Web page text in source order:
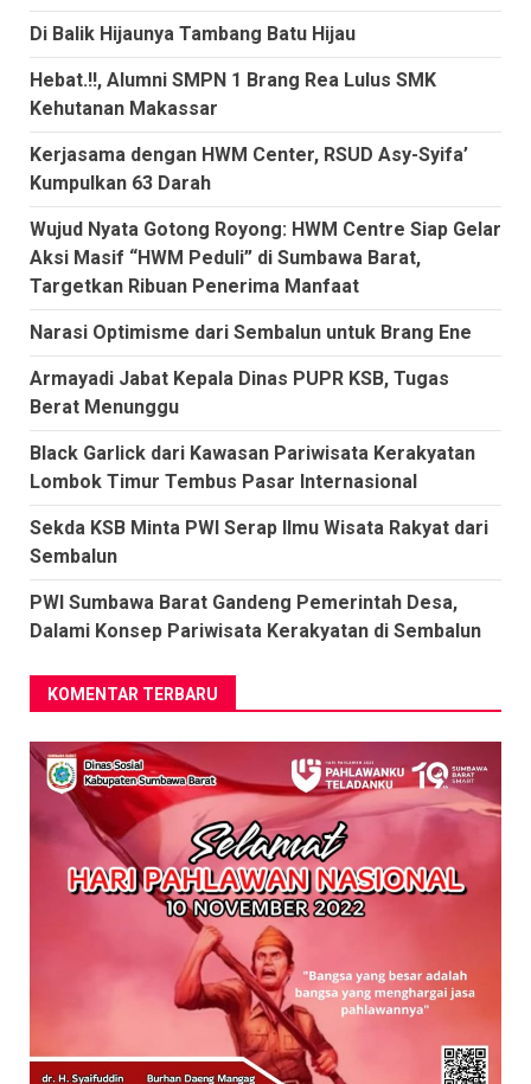
Di Balik Hijaunya Tambang Batu Hijau
Hebat.!!, Alumni SMPN 1 Brang Rea Lulus SMK
Kehutanan Makassar
Kerjasama dengan HWM Center, RSUD Asy-Syifa’
Kumpulkan 63 Darah
Wujud Nyata Gotong Royong: HWM Centre Siap Gelar
Aksi Masif “HWM Peduli” di Sumbawa Barat,
Targetkan Ribuan Penerima Manfaat
Narasi Optimisme dari Sembalun untuk Brang Ene
Armayadi Jabat Kepala Dinas PUPR KSB, Tugas
Berat Menunggu
Black Garlick dari Kawasan Pariwisata Kerakyatan
Lombok Timur Tembus Pasar Internasional
Sekda KSB Minta PWI Serap Ilmu Wisata Rakyat dari
Sembalun
PWI Sumbawa Barat Gandeng Pemerintah Desa,
Dalami Konsep Pariwisata Kerakyatan di Sembalun
KOMENTAR TERBARU